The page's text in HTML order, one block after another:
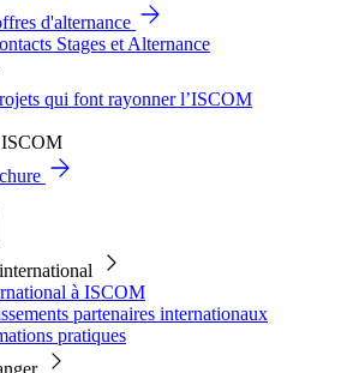
d'alternance
Stages et Alternance
qui font rayonner l’ISCOM
ISCOM
à ISCOM
partenaires internationaux
pratiques